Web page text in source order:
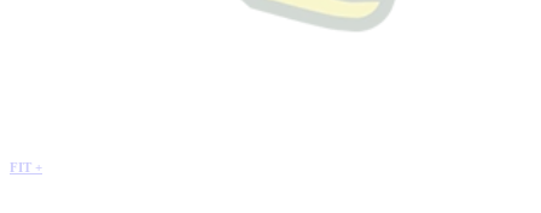
FIT +